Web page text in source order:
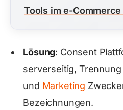
Tools im e-Commerce
Lösung: Consent
serverseitig,
und Marketing
Bezeichnungen.